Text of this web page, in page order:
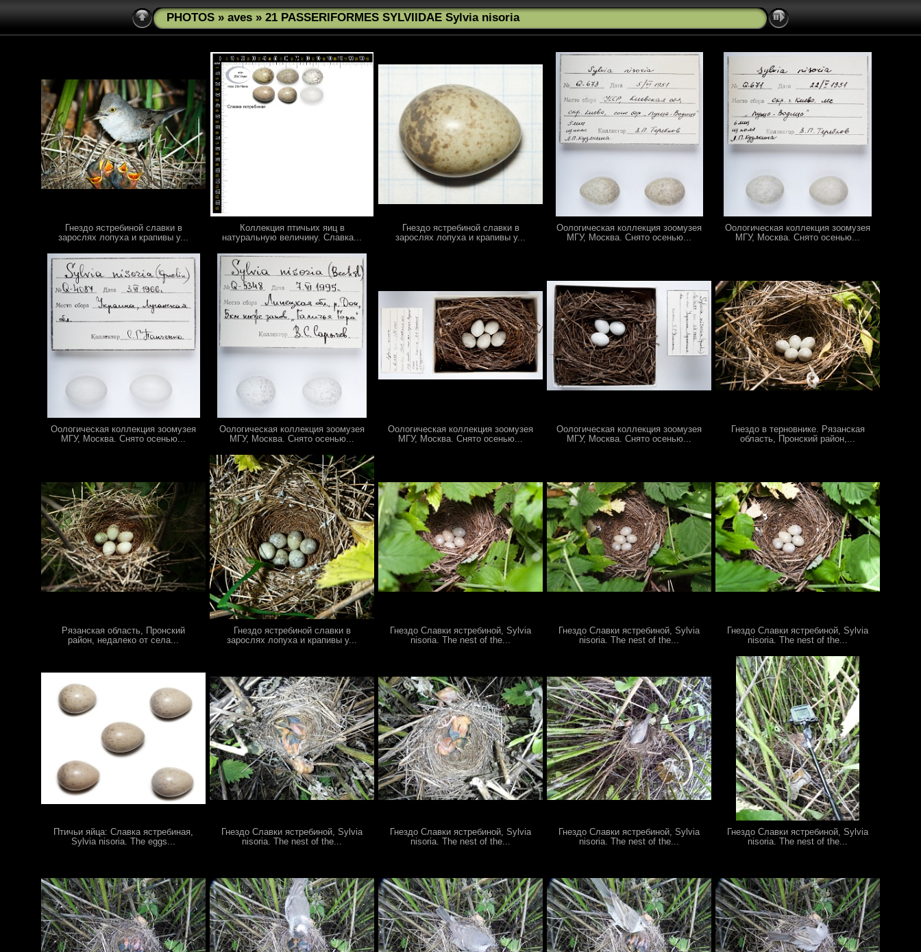
PHOTOS » aves » 21 PASSERIFORMES SYLVIIDAE Sylvia nisoria
Гнездо ястребиной славки в
зарослях лопуха и крапивы у...
Коллекция птичьих яиц в
натуральную величину. Славка...
Гнездо ястребиной славки в
зарослях лопуха и крапивы у...
Оологическая коллекция зоомузея
МГУ, Москва. Снято осенью...
Оологическая коллекция зоомузея
МГУ, Москва. Снято осенью...
Оологическая коллекция зоомузея
МГУ, Москва. Снято осенью...
Оологическая коллекция зоомузея
МГУ, Москва. Снято осенью...
Оологическая коллекция зоомузея
МГУ, Москва. Снято осенью...
Оологическая коллекция зоомузея
МГУ, Москва. Снято осенью...
Гнездо в терновнике. Рязанская
область, Пронский район,...
Рязанская область, Пронский
район, недалеко от села...
Гнездо ястребиной славки в
зарослях лопуха и крапивы у...
Гнездо Славки ястребиной, Sylvia
nisoria. The nest of the...
Гнездо Славки ястребиной, Sylvia
nisoria. The nest of the...
Гнездо Славки ястребиной, Sylvia
nisoria. The nest of the...
Птичьи яйца: Славка ястребиная,
Sylvia nisoria. The eggs...
Гнездо Славки ястребиной, Sylvia
nisoria. The nest of the...
Гнездо Славки ястребиной, Sylvia
nisoria. The nest of the...
Гнездо Славки ястребиной, Sylvia
nisoria. The nest of the...
Гнездо Славки ястребиной, Sylvia
nisoria. The nest of the...